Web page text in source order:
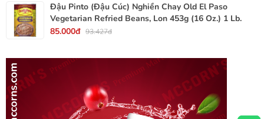
Đậu Pinto (Đậu Cúc) Nghiền Chay Old El Paso
Vegetarian Refried Beans, Lon 453g (16 Oz.) 1 Lb.
85.000đ 93.427đ